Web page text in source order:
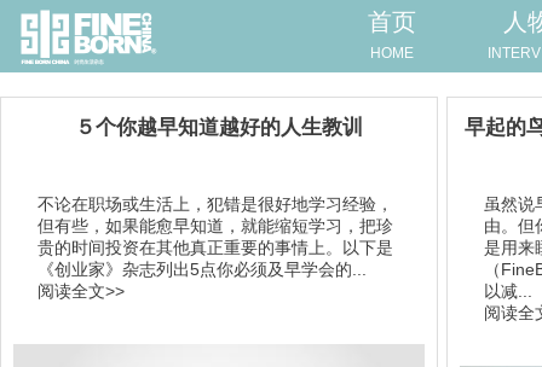
首页
HOME
人
​５个你越早知道越好的人生教训
不论在职场或生活上，犯错是很好地学习经验，
但有些，如果能愈早知道，就能缩短学习，把珍
贵的时间投资在其他真正重要的事情上。以下是
《创业家》杂志列出5点你必须及早学会的...
阅读全文>>
早起的
虽然说
由。但
是用来
（
以减...
阅读全